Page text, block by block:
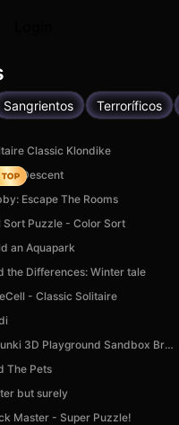
Sangrientos Terroríficos
Classic Klondike
Descent
Escape The Rooms
Sort Puzzle - Color Sort
an Aquapark
the Differences: Winter tale
- Classic Solitaire
Sprunki 3D Playground Sandbox Brainrot Zombie
The Pets
but surely
Master - Super Puzzle!